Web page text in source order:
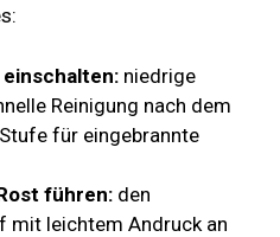
niedrige
Reinigung nach dem
für eingebrannte
führen: den
mit leichtem Andruck an